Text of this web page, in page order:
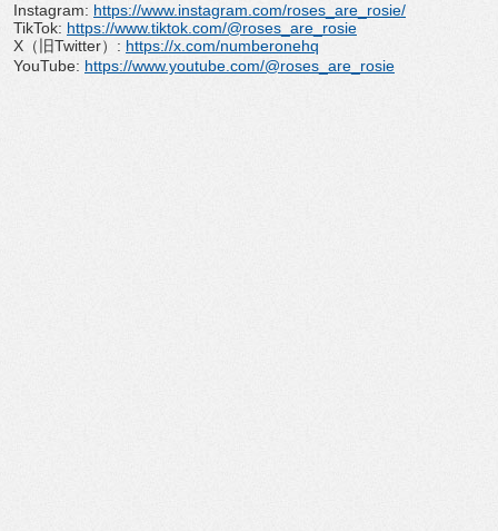
Instagram: https://www.instagram.com/roses_are_rosie/
TikTok: https://www.tiktok.com/@roses_ are_rosie
X（旧Twitter）: https://x.com/numberonehq
YouTube: https://www.youtube.com/@roses_are_rosie